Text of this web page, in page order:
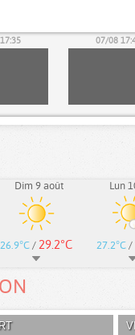
07/08
Dim 9 août
26.9°C / 29.2°C
Lun
27.2°C /